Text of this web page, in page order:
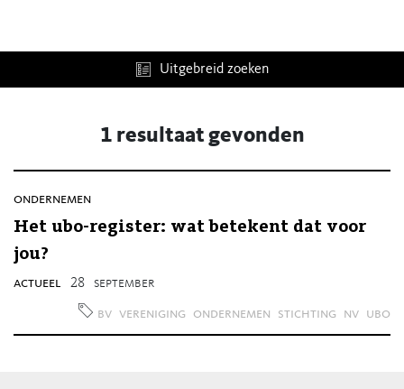
Uitgebreid zoeken
1 resultaat gevonden
ondernemen
Het ubo-register: wat betekent dat voor
jou?
actueel 28 september
bv vereniging ondernemen stichting nv ubo